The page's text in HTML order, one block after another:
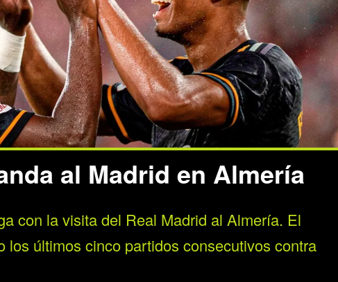
al Madrid en Almería
con la visita del Real Madrid al Almería. El
los últimos cinco partidos consecutivos contra